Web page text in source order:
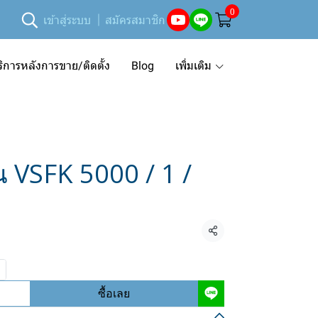
เข้าสู่ระบบ สมัครสมาชิก
0
การหลังการขาย/ติดตั้ง Blog เพิ่มเติม
VSFK 5000 / 1 /
แชร์
ซื้อเลย